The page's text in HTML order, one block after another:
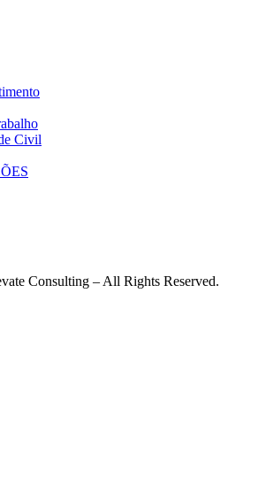
Civil
Consulting – All Rights Reserved.